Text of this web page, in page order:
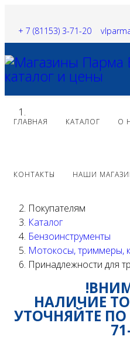
+ 7 (81153) 3-71-20
ГЛАВНАЯ КАТАЛОГ О
КОНТАКТЫ НАШИ
Покупателям
Каталог
Бензоинструменты
Мотокосы, триммеры,
Принадлежности для
НАЛИЧИЕ
УТОЧНЯЙТЕ ПО